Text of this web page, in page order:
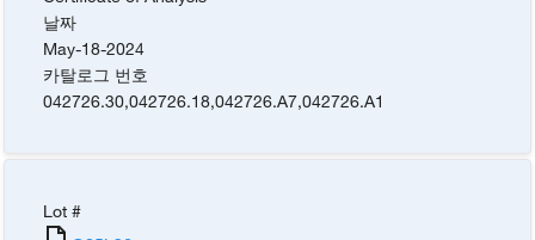
날짜
May-18-2024
카탈로그 번호
042726.30,042726.18,042726.A7,042726.A1
Lot #